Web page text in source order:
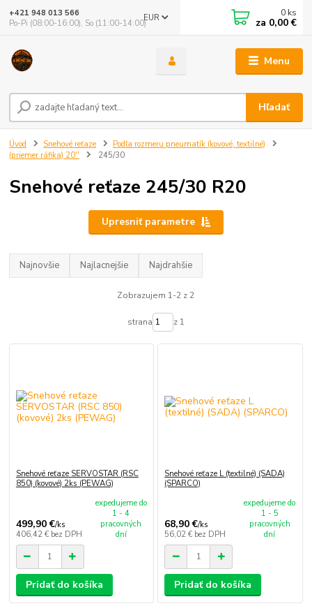
Menu
EUR
Hľadať
+421 948 013 566
Po-Pi (08:00-16:00), So (11:00-14:00)
0 ks
za 0,00 €
Úvod Snehové reťaze
Podľa rozmeru pneumatík (kovové, textilné)
(priemer ráfika) 20''
245/30
Snehové reťaze 245/30 R20
Upresniť parametre
Najnovšie Najlacnejšie Najdrahšie
Zobrazujem 1-2 z 2
strana z 1
Snehové reťaze SERVOSTAR (RSC
850) (kovové) 2ks (PEWAG)
499,90 €/ks
406,42 € bez DPH
expedujeme do
1 - 4
pracovných
dní
Pridať do košíka
Snehové reťaze L (textilné) (SADA)
(SPARCO)
68,90 €/ks
56,02 € bez DPH
expedujeme do
1 - 5
pracovných
dní
Pridať do košíka